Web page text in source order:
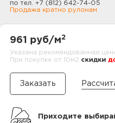
по тел. +7 (812) 642-74-05
Продажа кратно рулонам
961 руб/м2
Указана рекомендованная
При покупке от 10м2 cкидки
Приходите